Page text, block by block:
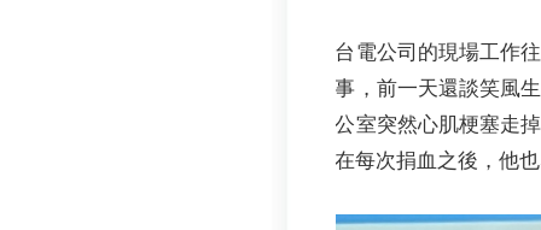
台電公司的現場工作
事，前一天還談笑風
公室突然心肌梗塞走
在每次捐血之後，他